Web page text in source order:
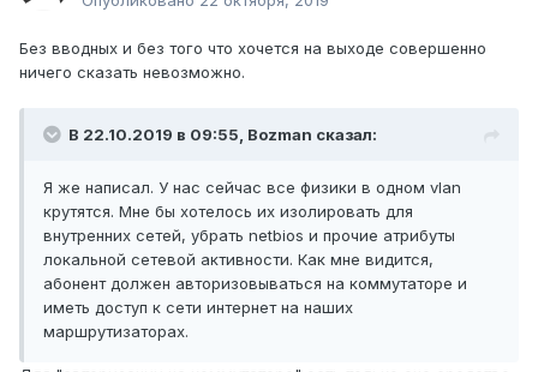
Без вводных и без того что хочется на выходе совершенно
ничего сказать невозможно.
В 22.10.2019 в 09:55, Bozman сказал:
Я же написал. У нас сейчас все физики в одном vlan
крутятся. Мне бы хотелось их изолировать для
внутренних сетей, убрать netbios и прочие атрибуты
локальной сетевой активности. Как мне видится,
абонент должен авторизовываться на коммутаторе и
иметь доступ к сети интернет на наших
маршрутизаторах.